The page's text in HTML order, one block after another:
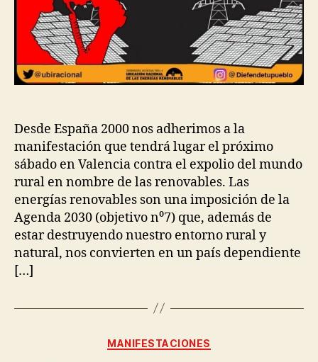
Desde España 2000 nos adherimos a la
manifestación que tendrá lugar el próximo
sábado en Valencia contra el expolio del mundo
rural en nombre de las renovables. Las
energías renovables son una imposición de la
Agenda 2030 (objetivo n⁰7) que, además de
estar destruyendo nuestro entorno rural y
natural, nos convierten en un país dependiente
[…]
MANIFESTACIONES